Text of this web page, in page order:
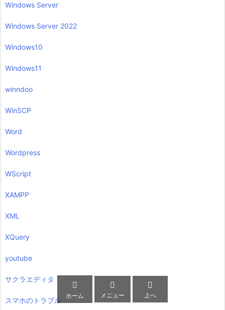
Windows Server
Windows Server 2022
Windows10
Windows11
winndoo
WinSCP
Word
Wordpress
WScript
XAMPP
XML
XQuery
youtube
サクラエディタ
スマホのトラブル

ホーム

メニュー

上へ